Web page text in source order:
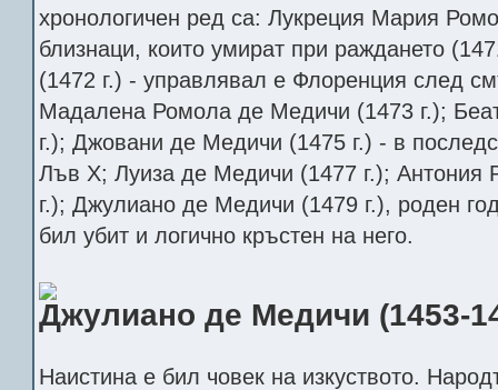
хронологичен ред са: Лукреция Мария
близнаци, които умират при раждането
(1472 г.) - управлявал е Флоренция след
Мадалена Ромола де Медичи (1473 г.);
г.); Джовани де Медичи (1475 г.) - в
Лъв X; Луиза де Медичи (1477 г.);
г.); Джулиано де Медичи (1479 г.), роден
бил убит и логично кръстен на него.
Джулиано де Медичи (1453-
Наистина е бил човек на изкуството.